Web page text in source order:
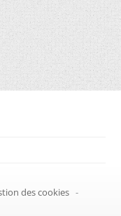
des cookies -